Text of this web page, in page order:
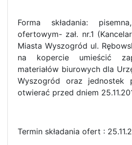
Forma składania:
ofertowym- zał. nr.1
Miasta Wyszogród ul.
na kopercie umieścić
materiałów biurowych dla
Wyszogród oraz jednostek
otwierać przed dniem
Termin składania ofert :